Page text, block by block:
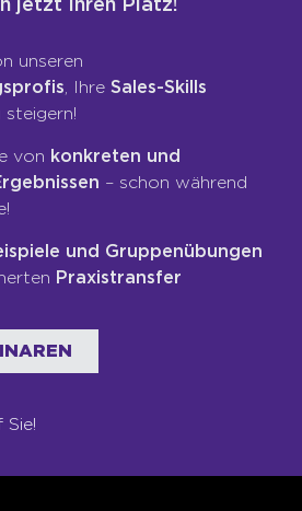
unseren
, IhreSales-Skills
von konkreten und
– schon während
und Gruppenübungen
Praxistransfer
Sie!